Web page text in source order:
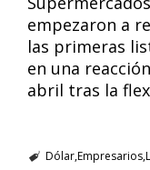
empezaron a
las primeras
en una
abril tras la
DólarEmpresarios